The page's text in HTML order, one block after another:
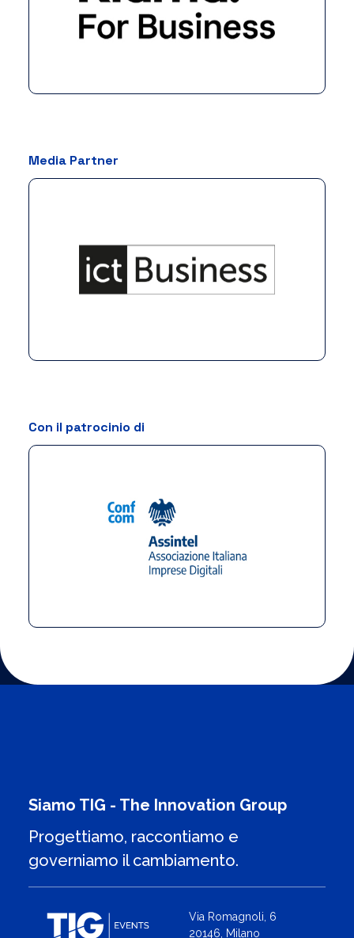
Media Partner
Con il patrocinio di
Siamo TIG - The Innovation Group
Progettiamo, raccontiamo e
governiamo il cambiamento.
Via Romagnoli, 6
20146, Milano